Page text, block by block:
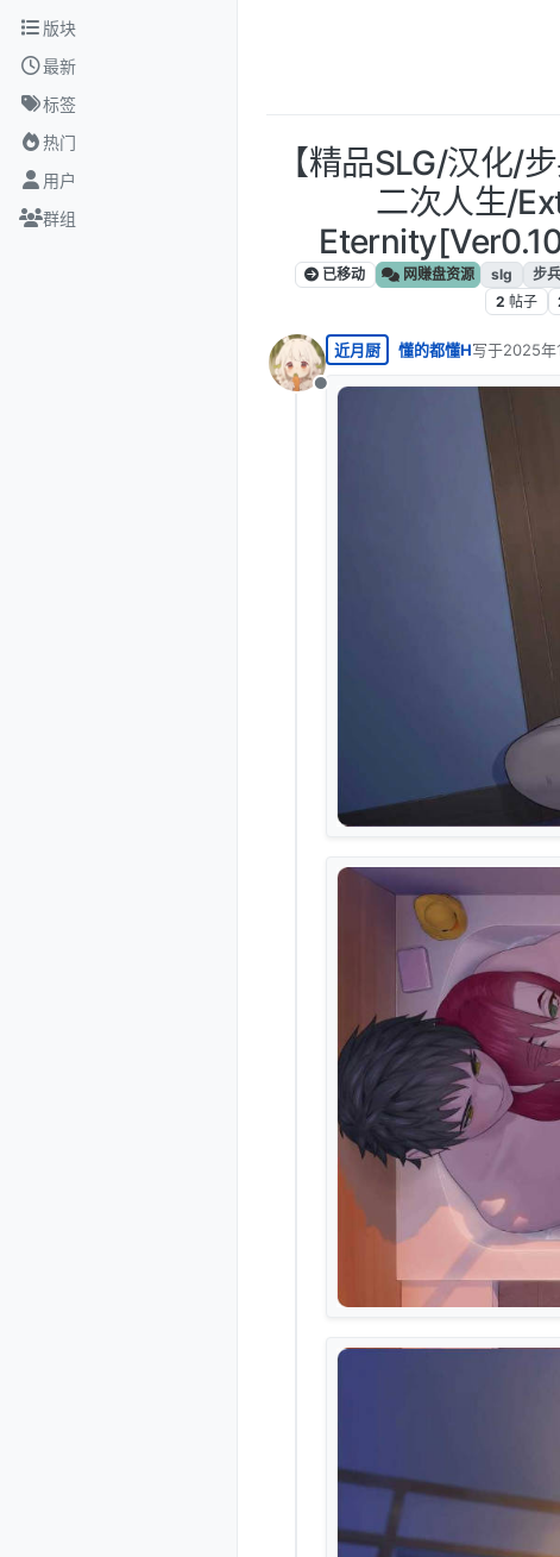
跳转至内容
版块
最新
标签
热门
用户
群组
【精品SLG/汉化/
二次人生/
已移动 网赚盘资源 slg 步兵
2 帖子
离线
近月厨 懂的都懂H写于2025年
最后由 编辑